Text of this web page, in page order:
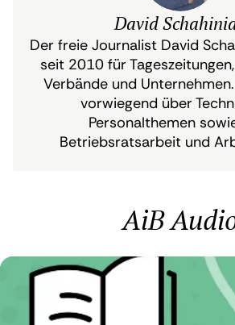
David
Der freie Journalist David
seit 2010 für
Verbände und
vorwiegend über
Personalthemen
Betriebsratsarbeit und
AiB